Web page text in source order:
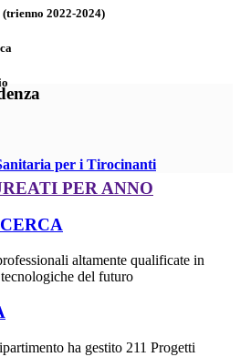
2022-2024)
per i Tirocinanti
PER ANNO
altamente qualificate in
del futuro
ha gestito 211 Progetti